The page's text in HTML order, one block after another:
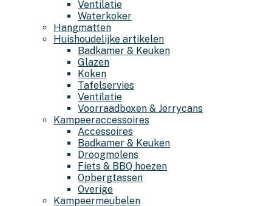
Ventilatie
Waterkoker
Hangmatten
Huishoudelijke artikelen
Badkamer & Keuken
Glazen
Koken
Tafelservies
Ventilatie
Voorraadboxen & Jerrycans
Kampeeraccessoires
Accessoires
Badkamer & Keuken
Droogmolens
Fiets & BBQ hoezen
Opbergtassen
Overige
Kampeermeubelen